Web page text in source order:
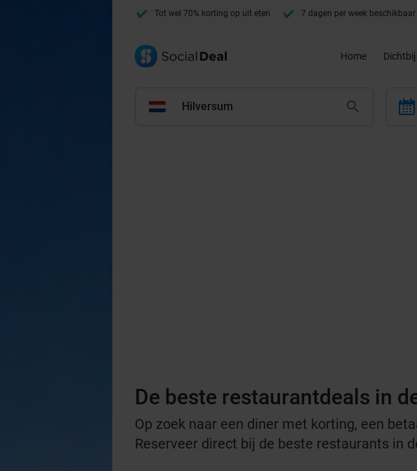
Tot wel 70% korting op uit eten 7 dagen per week beschikbaar
Home Dichtbij
Hilversum calendar
De beste restaurantdeals in
Op zoek naar een diner met korting, een
Reserveer direct bij de beste restaurants in